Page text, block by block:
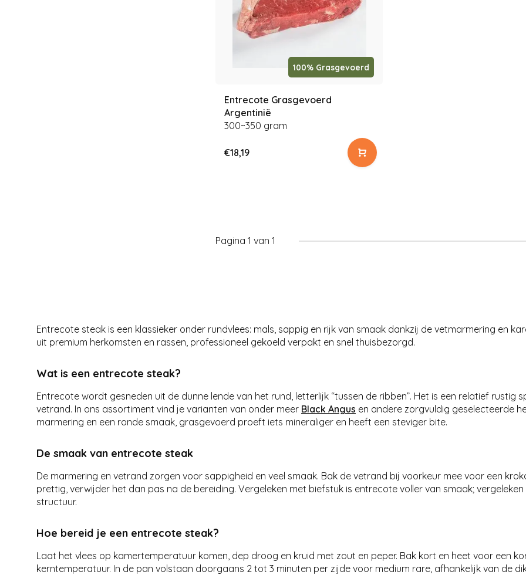
100% Grasgevoerd
Entrecote Grasgevoerd
Argentinië
300~350 gram
€18,19
Pagina 1 van 1
Entrecote steak is een klassieker onder rundvlees: mals, sappig en rijk van smaak dankzij de vetmarmering en
uit premium herkomsten en rassen, professioneel gekoeld verpakt en snel thuisbezorgd.
Wat is een entrecote steak?
Entrecote wordt gesneden uit de dunne lende van het rund, letterlijk “tussen de ribben”. Het is een relatief rustig
vetrand. In ons assortiment vind je varianten van onder meer Black Angus en andere zorgvuldig geselecteerde
marmering en een ronde smaak, grasgevoerd proeft iets mineraliger en heeft een steviger bite.
De smaak van entrecote steak
De marmering en vetrand zorgen voor sappigheid en veel smaak. Bak de vetrand bij voorkeur mee voor een
prettig, verwijder het dan pas na de bereiding. Vergeleken met biefstuk is entrecote voller van smaak;
structuur.
Hoe bereid je een entrecote steak?
Laat het vlees op kamertemperatuur komen, dep droog en kruid met zout en peper. Bak kort en heet voor een
kerntemperatuur. In de pan volstaan doorgaans 2 tot 3 minuten per zijde voor medium rare, afhankelijk van de